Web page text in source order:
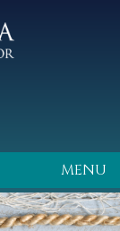
MENU